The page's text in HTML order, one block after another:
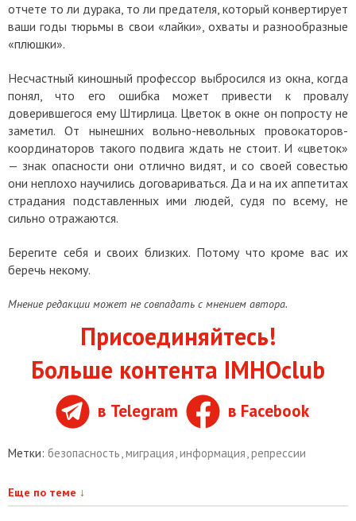
отчете то ли дурака, то ли предателя, который конвертирует
ваши годы тюрьмы в свои «лайки», охваты и разнообразные
«плюшки».
Несчастный киношный профессор выбросился из окна, когда
понял, что его ошибка может привести к провалу
доверившегося ему Штирлица. Цветок в окне он попросту не
заметил. От нынешних вольно-невольных провокаторов-
координаторов такого подвига ждать не стоит. И «цветок»
— знак опасности они отлично видят, и со своей совестью
они неплохо научились договариваться. Да и на их аппетитах
страдания подставленных ими людей, судя по всему, не
сильно отражаются.
Берегите себя и своих близких. Потому что кроме вас их
беречь некому.
Мнение редакции может не совпадать с мнением автора.
Присоединяйтесь!
Больше контента IMHOclub
в Telegram в Facebook
Метки: безопасность миграция информация репрессии
Еще по теме ↓